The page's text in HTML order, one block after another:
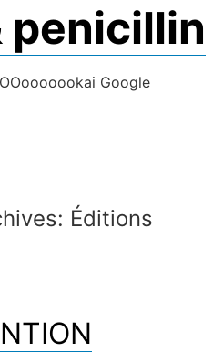
penicillin
Google
Éditions